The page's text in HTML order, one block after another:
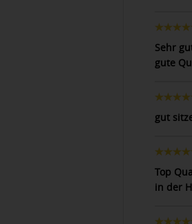
Sehr
gute
gut
Top
in der